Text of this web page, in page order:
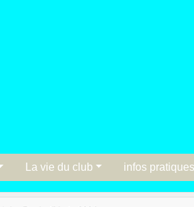
La vie du club infos pratiques